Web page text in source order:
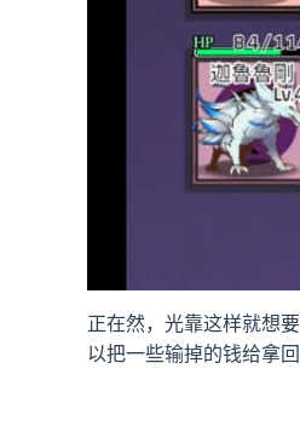
正在然，光靠这样就想
以把一些输掉的钱给拿